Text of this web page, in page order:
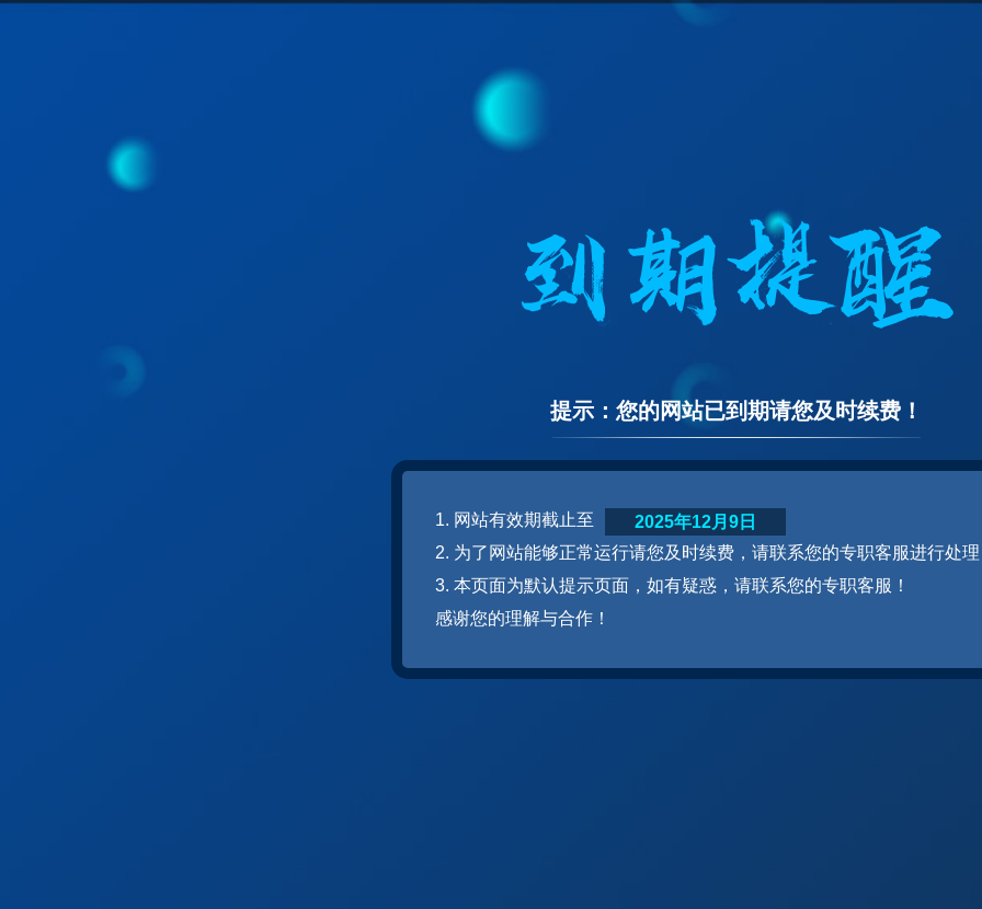
提示：您的网站已到期请您及时续费！
1. 网站有效期截止至
2. 为了网站能够正常运行请您及时续费，请联系您的专职客服进行处
3. 本页面为默认提示页面，如有疑惑，请联系您的专职客服！
感谢您的理解与合作！
2025年12月9日